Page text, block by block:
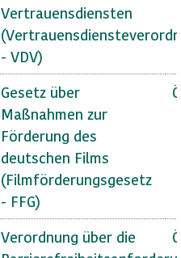
Vertrauensdiensten
- VDV)
Gesetz über
Maßnahmen zur
Förderung des
deutschen Films
(Filmförderungsgesetz
- FFG)
Verordnung über die